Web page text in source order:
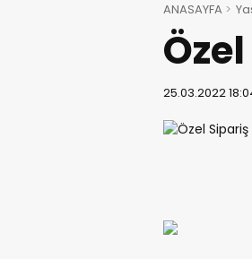
ANASAYFA
25.03.2022